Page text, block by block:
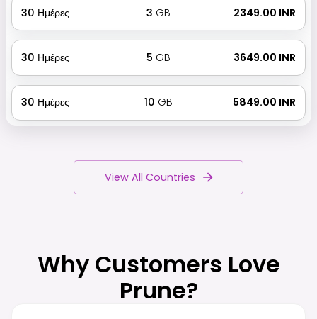
30 Ημέρες 3 GB ₹ 2349.00 INR
30 Ημέρες 5 GB ₹ 3649.00 INR
30 Ημέρες 10 GB ₹ 5849.00 INR
View All Countries
Why Customers Love
Prune?